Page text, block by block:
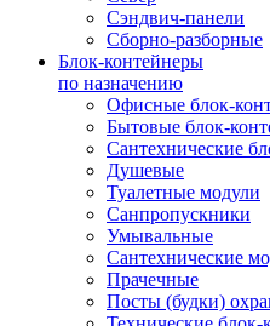
Сэндвич-панели
Сборно-разборные
Блок-контейнеры
по назначению
Офисные блок-
Бытовые блок-
Сантехнические
Душевые
Туалетные модули
Санпропускники
Умывальные
Сантехнические
Прачечные
Посты (будки)